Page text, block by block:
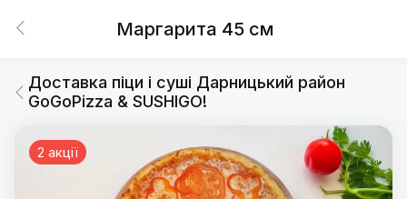
Маргарита 45 см
Доставка піци і суші Дарницький район
GoGoPizza & SUSHIGO!
2 акції